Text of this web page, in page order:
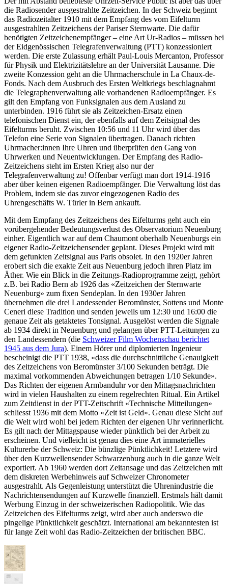
die Radiosender ausgestrahlte Zeitzeichen. In der Schweiz beginnt
das Radiozeitalter 1910 mit dem Empfang des vom Eifelturm
ausgestrahlten Zeitzeichens der Pariser Sternwarte. Die dafür
benötigten Zeitzeichenempfänger – eine Art Ur-Radios – müssen bei
der Eidgenössischen Telegrafenverwaltung (PTT) konzessioniert
werden. Die erste Zulassung erhält Paul-Louis Mercanton, Professor
für Physik und Elektrizitätslehre an der Universität Lausanne. Die
zweite Konzession geht an die Uhrmacherschule in La Chaux-de-
Fonds. Nach dem Ausbruch des Ersten Weltkriegs beschlagnahmt
die Telegraphenverwaltung alle vorhandenen Radioempfänger. Es
gilt den Empfang von Funksignalen aus dem Ausland zu
unterbinden. 1916 führt sie als Zeitzeichen-Ersatz einen
telefonischen Dienst ein, der ebenfalls auf dem Zeitsignal des
Eifelturms beruht. Zwischen 10:56 und 11 Uhr wird über das
Telefon eine Serie von Signalen übertragen. Danach richten
Uhrmacher:innen Ihre Uhren und überprüfen den Gang von
Uhrwerken und Neuentwicklungen. Der Empfang des Radio-
Zeitzeichens steht im Ersten Krieg also nur der
Telegrafenverwaltung zu! Offenbar verfügt man dort 1914-1916
aber über keinen eigenen Radioempfänger. Die Verwaltung löst das
Problem, indem sie das zuvor eingezogenen Radio des
Uhrengeschäfts W. Türler in Bern ankauft.
Mit dem Empfang des Zeitzeichens des Eifelturms geht auch ein
vorübergehender Bedeutungsverlust des Observatorium Neuenburg
einher. Eigentlich war auf dem Chaumont oberhalb Neuenburgs ein
eigener Radio-Zeitzeichensender geplant. Dieses Projekt wird mit
dem gefunkten Zeitsignal aus Paris obsolet. In den 1920er Jahren
erobert sich die exakte Zeit aus Neuenburg jedoch ihren Platz im
Äther. Wie ein Blick in die Zeitungs-Radioprogramme zeigt, gehört
z.B. bei Radio Bern ab 1926 das «Zeitzeichen der Sternwarte
Neuenburg» zum fixen Sendeplan. In den 1930er Jahren
übernehmen die drei Landessender Beromünster, Sottens und Monte
Ceneri diese Tradition und senden jeweils um 12:30 und 16:00 die
genaue Zeit als getaktetes Tonsignal. Ausgelöst werden die Signale
ab 1934 direkt in Neuenburg und gelangen über PTT-Leitungen zu
den Landessendern (die Schweizer Film Wochenschau berichtet
1945 aus dem Jura). Einem Hörer und diplomierten Ingenieur
bescheinigt die PTT 1938, «dass die durchschnittliche Genauigkeit
des Zeitzeichens von Beromünster 3/100 Sekunden beträgt. Die
maximal vorkommenden Abweichungen betragen 1/10 Sekunde».
Das Richten der eigenen Armbanduhr vor den Mittagsnachrichten
wird in vielen Haushalten zu einem regelrechten Ritual. Ein Artikel
zum Zeitdienst in der PTT-Zeitschrift «Technische Mitteilungen»
schliesst 1936 mit dem Motto «Zeit ist Geld». Genau diese Sicht auf
die Welt wird wohl bei jedem Richten der eigenen Uhr verinnerlicht.
Es gilt nach der Mittagspause wieder pünktlich bei der Arbeit zu
erscheinen. Und vielleicht ist genau dies eine Art immaterielles
Kulturerbe der Schweiz: Die bünzlige Pünktlichkeit! Letztere wird
über den Kurzwellensender Schwarzenburg auch in die ganze Welt
exportiert. Ab 1960 werden dort Zeitansage und das Zeitzeichen mit
dem diskreten Werbehinweis auf Schweizer Chronometer
ausgestrahlt. Als Gegenleistung unterstützt die Uhrenindustrie die
Nachrichtensendungen auf Kurzwelle finanziell. Erstmals hält damit
Werbung Einzug in der schweizerischen Radiopolitik. Wie das
Zeitzeichen des Eifelturms zeigt, wird aber auch anderswo die
pingelige Pünktlichkeit geschätzt. International am bekanntesten ist
für lange Zeit wohl das Radio-Zeitzeichen der britischen BBC.